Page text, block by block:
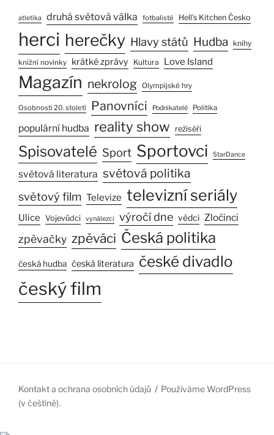
atletika druhá světová válka fotbalisté Hell’s Kitchen Česko
herci herečky Hlavy států Hudba knihy
knižní novinky krátké zprávy Kultura Love Island
Magazín nekrolog Olympijské hry
Osobnosti 20. století Panovníci Podnikatelé Politika
populární hudba reality show režiséři
Spisovatelé Sport Sportovci StarDance
světová literatura světová politika
světový film Televize televizní seriály
Ulice Vojevůdci vynálezci výročí dne vědci Zločinci
zpěvačky zpěváci Česká politika
česká hudba česká literatura české divadlo
český film
Kontakt a ochrana osobních údajů
Používáme WordPress
(v češtině).